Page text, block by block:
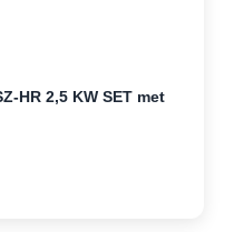
HR 2,5 KW SET met